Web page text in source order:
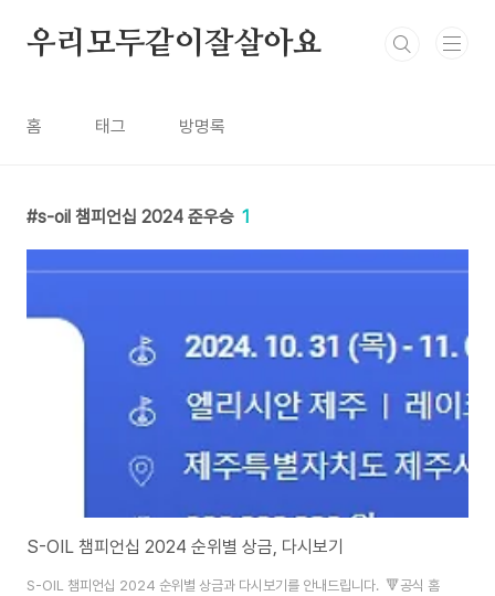
우리모두같이잘살아요
홈 태그 방명록
s-oil 챔피언십 2024 준우승 1
S-OIL 챔피언십 2024 순위별 상금, 다시보기
S-OIL 챔피언십 2024 순위별 상금과 다시보기를 안내드립니다. 🔻공식 홈